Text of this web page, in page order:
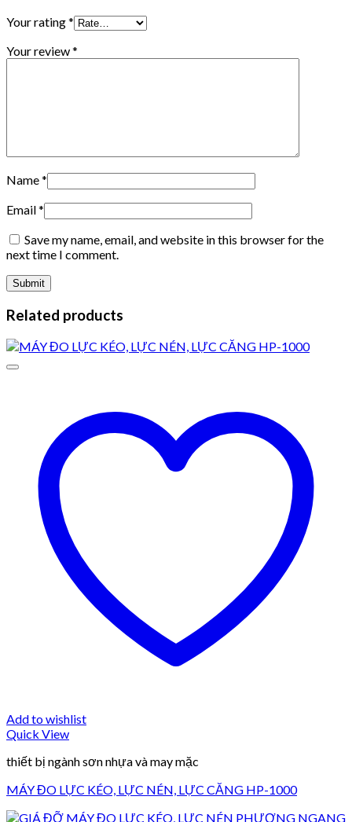
Your rating*
Your review*
Name*
Email*
Save my name, email, and website in this browser for the
next time I comment.
Related products
Add to wishlist
Quick View
thiết bị ngành sơn nhựa và may mặc
MÁY ĐO LỰC KÉO, LỰC NÉN, LỰC CĂNG HP-1000